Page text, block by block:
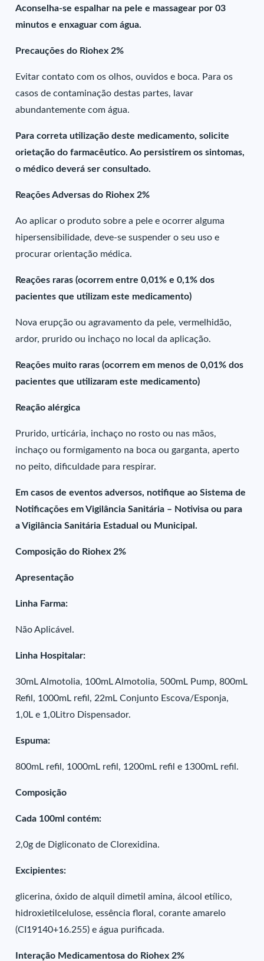
Aconselha-se espalhar na pele e massagear por 03
minutos e enxaguar com água.
Precauções do Riohex 2%
Evitar contato com os olhos, ouvidos e boca. Para os
casos de contaminação destas partes, lavar
abundantemente com água.
Para correta utilização deste medicamento, solicite
orietação do farmacêutico. Ao persistirem os sintomas,
o médico deverá ser consultado.
Reações Adversas do Riohex 2%
Ao aplicar o produto sobre a pele e ocorrer alguma
hipersensibilidade, deve-se suspender o seu uso e
procurar orientação médica.
Reações raras (ocorrem entre 0,01% e 0,1% dos
pacientes que utilizam este medicamento)
Nova erupção ou agravamento da pele, vermelhidão,
ardor, prurido ou inchaço no local da aplicação.
Reações muito raras (ocorrem em menos de 0,01% dos
pacientes que utilizaram este medicamento)
Reação alérgica
Prurido, urticária, inchaço no rosto ou nas mãos,
inchaço ou formigamento na boca ou garganta, aperto
no peito, dificuldade para respirar.
Em casos de eventos adversos, notifique ao Sistema de
Notificações em Vigilância Sanitária – Notivisa ou para
a Vigilância Sanitária Estadual ou Municipal.
Composição do Riohex 2%
Apresentação
Linha Farma:
Não Aplicável.
Linha Hospitalar:
30mL Almotolia, 100mL Almotolia, 500mL Pump, 800mL
Refil, 1000mL refil, 22mL Conjunto Escova/Esponja,
1,0L e 1,0Litro Dispensador.
Espuma:
800mL refil, 1000mL refil, 1200mL refil e 1300mL refil.
Composição
Cada 100ml contém:
2,0g de Digliconato de Clorexidina.
Excipientes:
glicerina, óxido de alquil dimetil amina, álcool etílico,
hidroxietilcelulose, essência floral, corante amarelo
(CI19140+16.255) e água purificada.
Interação Medicamentosa do Riohex 2%